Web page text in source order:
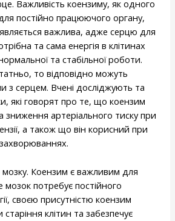
Важливість коензиму, як одного
для постійно працюючого органу,
важлива, адже серцю для
та сама енергія в клітинах
та стабільної роботи.
то відповідно можуть
з серцем. Вчені досліджують та
які говорят про те, що коензим
артеріального тиску при
а також що він корисний при
Коензим є важливим для
потребує постійного
своєю присутністю коензим
клітин та забезпечує